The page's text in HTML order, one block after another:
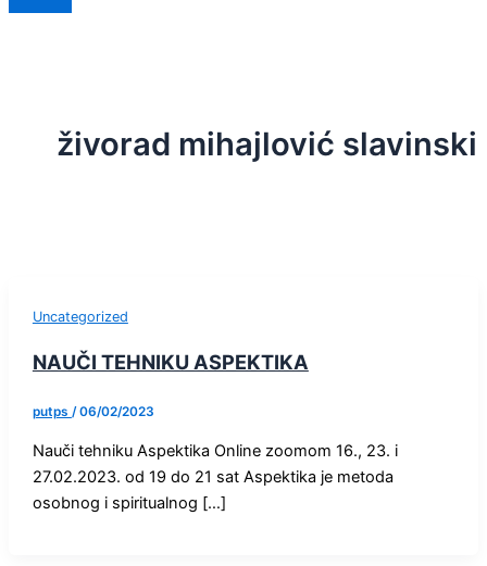
živorad mihajlović slavinski
Uncategorized
NAUČI TEHNIKU ASPEKTIKA
putps /06/02/2023
Nauči tehniku Aspektika Online zoomom 16., 23. i
27.02.2023. od 19 do 21 sat Aspektika je metoda
osobnog i spiritualnog […]